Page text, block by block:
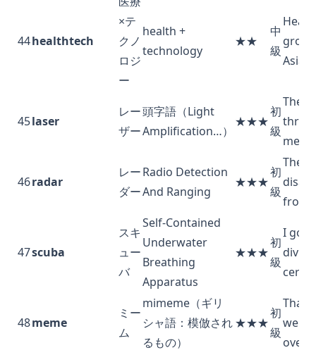
44healthtech
×テ
クノ
ロジ
ー
health +
technology
★★
中
級
Asia.
45laser
レー
ザー
頭字語（Light
Amplification…）
★★★
初
級
The
metal
46radar
レー
ダー
Radio Detection
And Ranging
★★★
初
級
The
from
47scuba
スキ
ュー
バ
Self-Contained
Underwater
Breathing
Apparatus
★★★
初
級
I got
diving
48meme
ミー
ム
mimeme（ギリ
シャ語：模倣され
るもの）
★★★
初
級
That
went